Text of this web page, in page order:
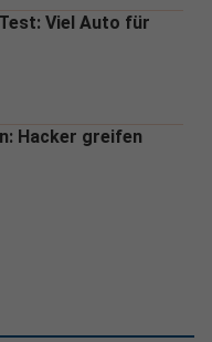
Viel Auto für
Hacker greifen